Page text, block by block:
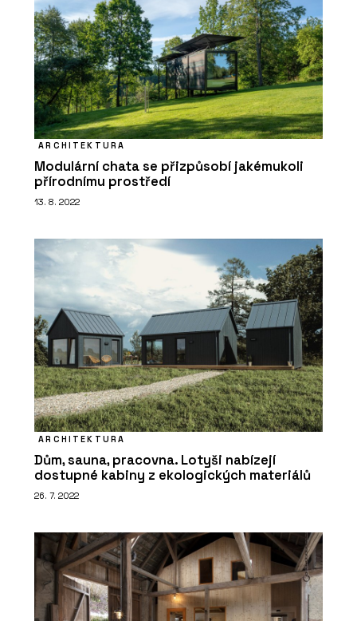
ARCHITEKTURA
Modulární chata se přizpůsobí jakémukoli
přírodnímu prostředí
13. 8. 2022
ARCHITEKTURA
Dům, sauna, pracovna. Lotyši nabízejí
dostupné kabiny z ekologických materiálů
26. 7. 2022